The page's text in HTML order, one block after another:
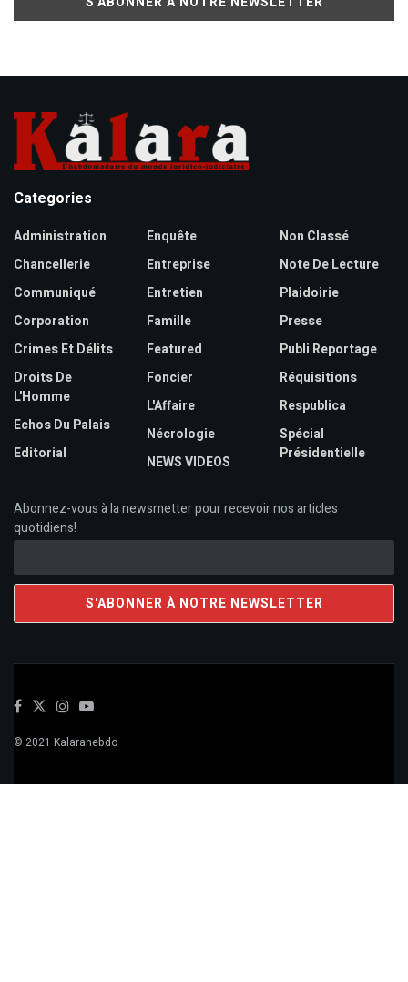
Categories
Administration
Chancellerie
Communiqué
Corporation
Crimes Et Délits
Droits De
L'Homme
Echos Du Palais
Editorial
Enquête
Entreprise
Entretien
Famille
Featured
Foncier
L'Affaire
Nécrologie
NEWS VIDEOS
Non Classé
Note De Lecture
Plaidoirie
Presse
Publi Reportage
Réquisitions
Respublica
Spécial
Présidentielle
Abonnez-vous à la newsmetter pour recevoir nos articles
quotidiens!
© 2021 Kalarahebdo